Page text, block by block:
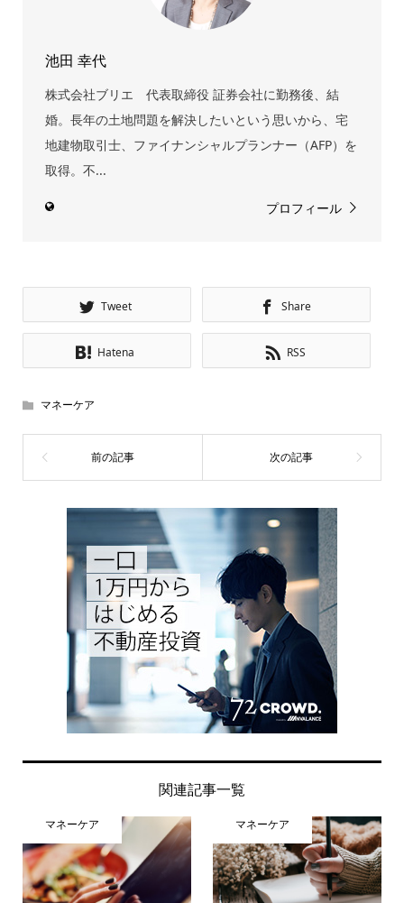
池田 幸代
株式会社ブリエ 代表取締役 証券会社に勤務後、結
婚。長年の土地問題を解決したいという思いから、宅
地建物取引士、ファイナンシャルプランナー（AFP）を
取得。不...
プロフィール
Tweet Share
Hatena RSS
マネーケア
関連記事一覧
マネーケア マネーケア